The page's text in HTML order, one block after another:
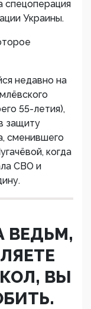
спецоперация
Украины.
недавно на
55-летия),
защиту
сменившего
когда
СВО и
ВЕДЬМ,
ВЫ